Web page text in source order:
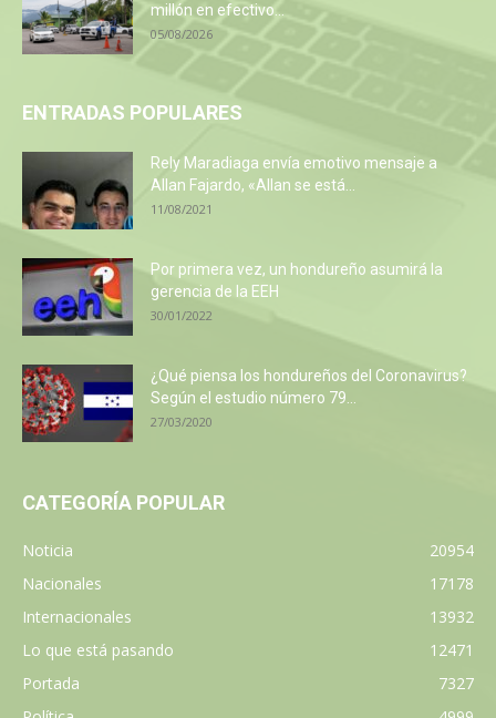
millón en efectivo...
05/08/2026
ENTRADAS POPULARES
Rely Maradiaga envía emotivo mensaje a
Allan Fajardo, «Allan se está...
11/08/2021
Por primera vez, un hondureño asumirá la
gerencia de la EEH
30/01/2022
¿Qué piensa los hondureños del Coronavirus?
Según el estudio número 79...
27/03/2020
CATEGORÍA POPULAR
Noticia
20954
Nacionales
17178
Internacionales
13932
Lo que está pasando
12471
Portada
7327